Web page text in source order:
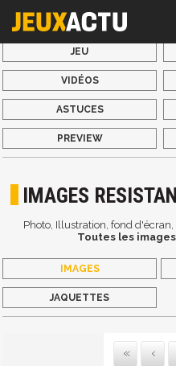
JEU
VIDÉOS
ASTUCES
PREVIEW
IMAGES
Photo, Illustration, fond
Toutes les
IMAGES
JAQUETTES